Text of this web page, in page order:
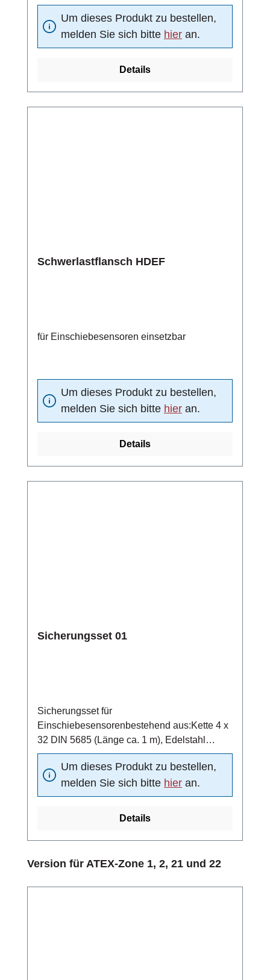
Um dieses Produkt zu bestellen,
melden Sie sich bitte hier an.
Details
Schwerlastflansch HDEF
für Einschiebesensoren einsetzbar
Um dieses Produkt zu bestellen,
melden Sie sich bitte hier an.
Details
Sicherungsset 01
Sicherungsset für
Einschiebesensorenbestehend aus:Kette 4 x
32 DIN 5685 (Länge ca. 1 m), Edelstahl
1.4401Schraubglied NG5, Edelstahl
1.4401Schelle DN15 nach DIN 11850,
Edelstahl 1.4301
Um dieses Produkt zu bestellen,
melden Sie sich bitte hier an.
Details
Produktgalerie überspringen
Version für ATEX-Zone 1, 2, 21 und 22